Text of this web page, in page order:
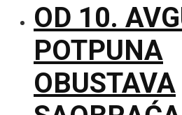
OD 10.
POTPUNA
OBUSTAVA